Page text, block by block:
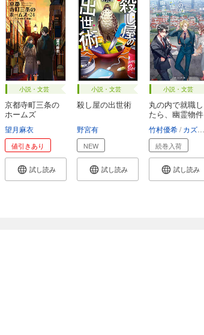
小説・文芸
京都寺町三条の
ホームズ
望月麻衣
値引きあり
試し読み
小説・文芸
殺し屋の出世術
野宮有
NEW
試し読み
小説・文芸
丸の内で就職し
たら、幽霊物件
竹村優希 カズアキ
続巻入荷
試し読み